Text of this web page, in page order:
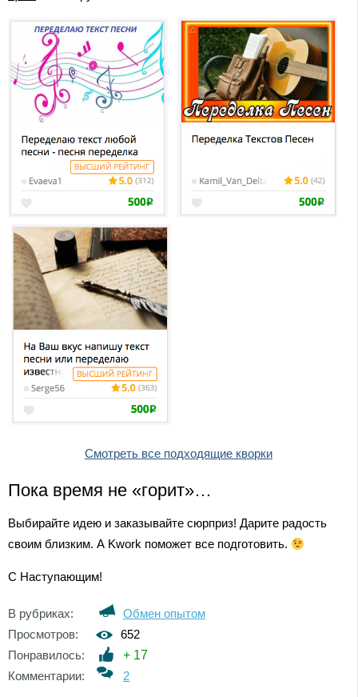
Смотреть все подходящие кворки
Пока время не «горит»…
Выбирайте идею и заказывайте сюрприз! Дарите радость
своим близким. А Kwork поможет все подготовить.
С Наступающим!
В рубриках:
Обмен опытом
Просмотров:
652
Понравилось:
+ 17
Комментарии:
2